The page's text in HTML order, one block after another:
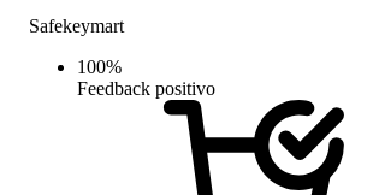
Safekeymart
100%
Feedback positivo